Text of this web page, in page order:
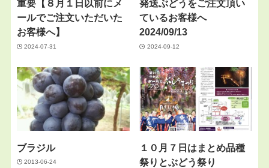
重要【８月１日以前にメ
ールでご注文いただいた
お客様へ】
2024-07-31
発送ぶどうをご注文頂い
ているお客様へ
2024/09/13
2024-09-12
ブラジル
2013-06-24
１０月７日はまとめ品種
祭りとぶどう祭り